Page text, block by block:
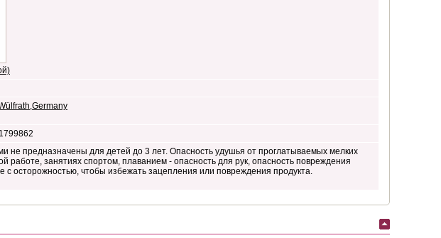
не предназначены для детей до 3 лет. Опасность удушья от проглатываемых мелких
работе, занятиях спортом, плаванием - опасность для рук, опасность повреждения
с осторожностью, чтобы избежать зацепления или повреждения продукта.